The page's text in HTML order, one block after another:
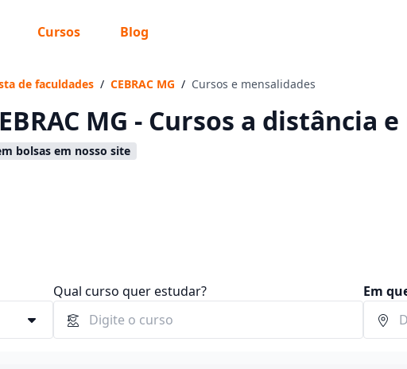
Cursos Blog
Vamos te guiar no caminho ideal para seus estudos
de faculdades / CEBRAC MG / Cursos e mensalidades
MG - Cursos a distância
bolsas em nosso site
Qual curso quer estudar? Em